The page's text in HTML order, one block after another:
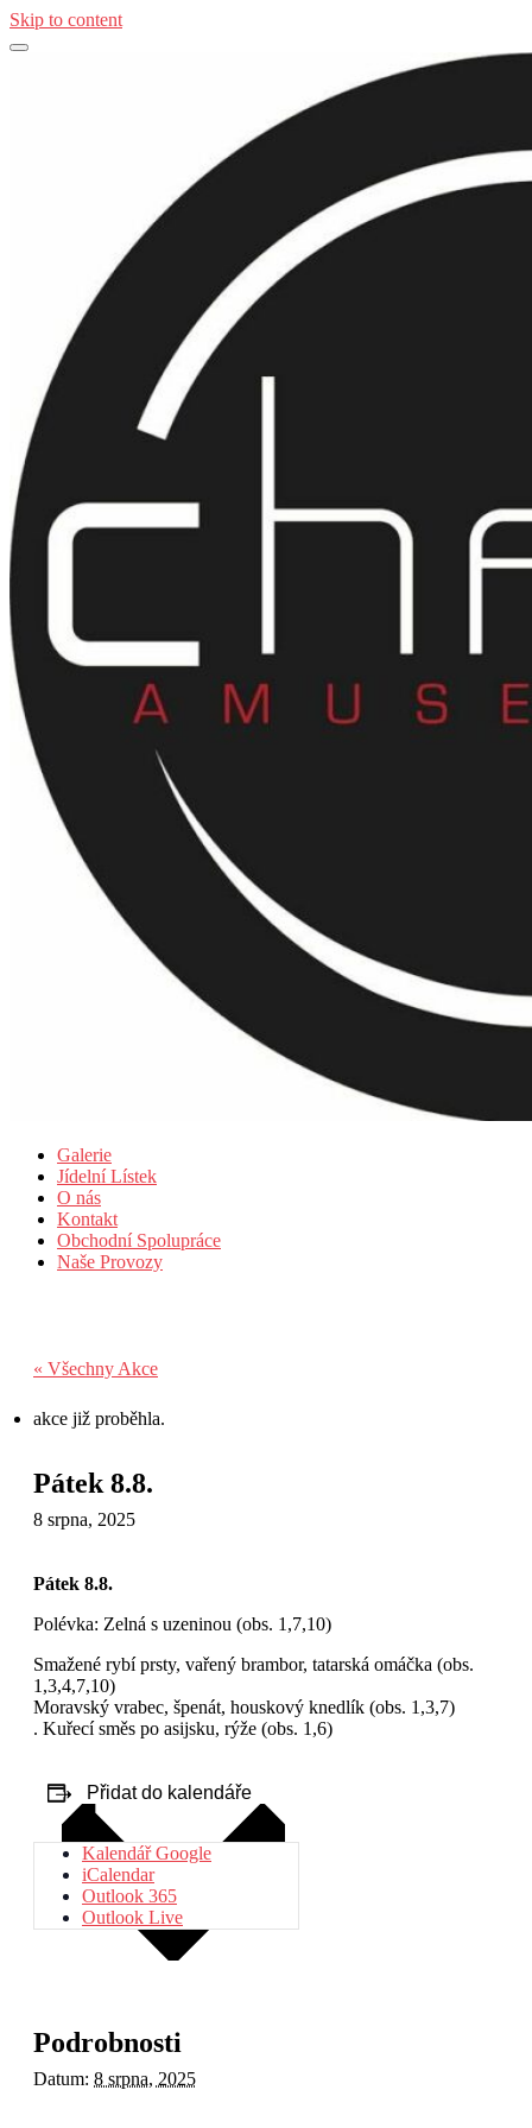
Skip to content
Galerie
Jídelní Lístek
O nás
Kontakt
Obchodní Spolupráce
Naše Provozy
« Všechny Akce
akce již proběhla.
Pátek 8.8.
8 srpna, 2025
Pátek 8.8.
Polévka: Zelná s uzeninou (obs. 1,7,10)
Smažené rybí prsty, vařený brambor, tatarská omáčka (obs.
1,3,4,7,10)
Moravský vrabec, špenát, houskový knedlík (obs. 1,3,7)
. Kuřecí směs po asijsku, rýže (obs. 1,6)
Přidat do kalendáře
Kalendář Google
iCalendar
Outlook 365
Outlook Live
Podrobnosti
Datum: 8 srpna, 2025